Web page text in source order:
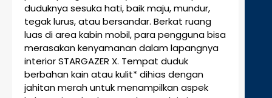
duduknya sesuka hati, baik maju, mundur,
tegak lurus, atau bersandar. Berkat ruang
luas di area kabin mobil, para pengguna bisa
merasakan kenyamanan dalam lapangnya
interior STARGAZER X. Tempat duduk
berbahan kain atau kulit* dihias dengan
jahitan merah untuk menampilkan aspek